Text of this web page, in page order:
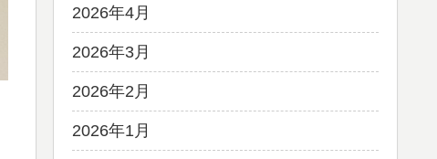
2026年4月
2026年3月
2026年2月
2026年1月